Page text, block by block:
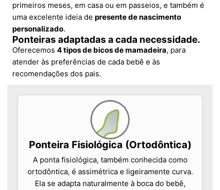
primeiros meses, em casa ou em passeios, e também é
uma excelente ideia de presente de nascimento
personalizado.
Ponteiras adaptadas a cada necessidade.
Oferecemos 4 tipos de bicos de mamadeira, para
atender às preferências de cada bebê e às
recomendações dos pais.
Ponteira Fisiológica (Ortodôntica)
A ponta fisiológica, também conhecida como
ortodôntica, é assimétrica e ligeiramente curva.
Ela se adapta naturalmente à boca do bebê,